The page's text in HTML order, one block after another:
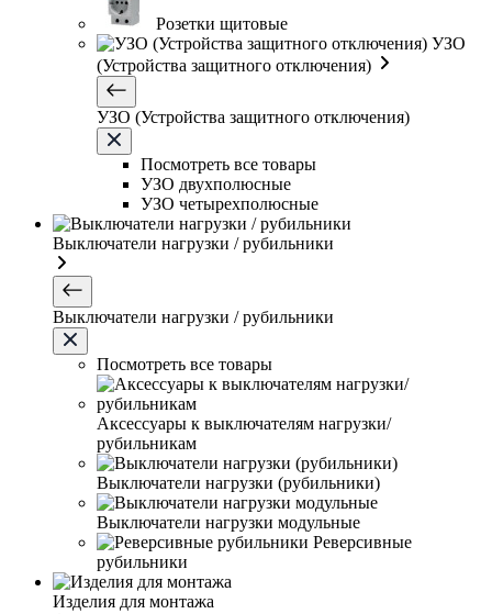
Розетки щитовые
УЗО
(Устройства защитного отключения)
УЗО (Устройства защитного отключения)
Посмотреть все товары
УЗО двухполюсные
УЗО четырехполюсные
Выключатели нагрузки / рубильники
Выключатели нагрузки / рубильники
Посмотреть все товары
Аксессуары к выключателям нагрузки/
рубильникам
Выключатели нагрузки (рубильники)
Выключатели нагрузки модульные
Реверсивные
рубильники
Изделия для монтажа